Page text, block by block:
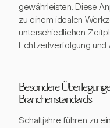
gewährleisten. Diese
zu einem idealen
unterschiedlichen
Echtzeitverfolgung und
Besondere
Branchenstandards
Schaltjahre führen zu